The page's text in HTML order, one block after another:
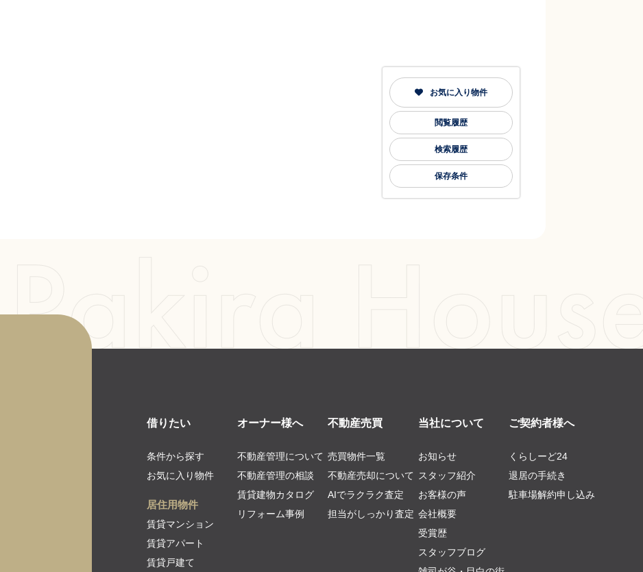
お気に入り物件
閲覧履歴
検索履歴
保存条件
借りたい
条件から探す
お気に入り物件
居住用物件
賃貸マンション
賃貸アパート
賃貸戸建て
オーナー様へ
不動産管理について
不動産管理の相談
賃貸建物カタログ
リフォーム事例
不動産売買
売買物件一覧
不動産売却について
AIでラクラク査定
担当がしっかり査定
当社について
お知らせ
スタッフ紹介
お客様の声
会社概要
受賞歴
スタッフブログ
ご契約者様へ
くらしーど24
退居の手続き
駐車場解約申し込み